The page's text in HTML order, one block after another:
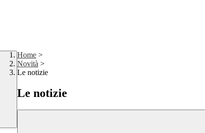
Home >
Novità >
Le notizie
Le notizie